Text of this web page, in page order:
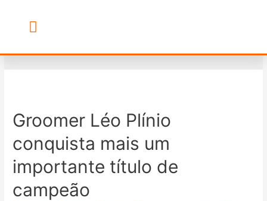
campeão
Groomer Léo Plínio
conquista mais um
importante título de
campeão